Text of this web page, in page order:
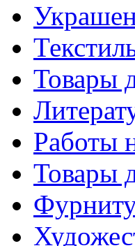
Товары
Работы
Товары